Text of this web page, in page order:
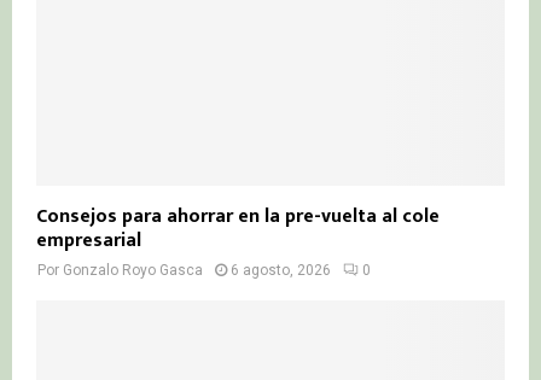
Consejos para ahorrar en la pre-vuelta al cole
empresarial
Por Gonzalo Royo Gasca 6 agosto, 2026 0